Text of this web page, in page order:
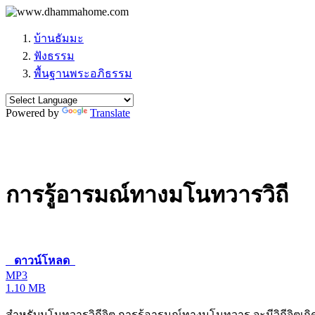
บ้านธัมมะ
ฟังธรรม
พื้นฐานพระอภิธรรม
Powered by Translate
การรู้อารมณ์ทางมโนทวารวิถี
ดาวน์โหลด
MP3
1.10 MB